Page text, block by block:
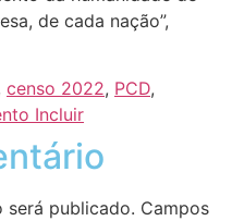
de cada nação”,
censo 2022, PCD,
Incluir
será publicado. Campos